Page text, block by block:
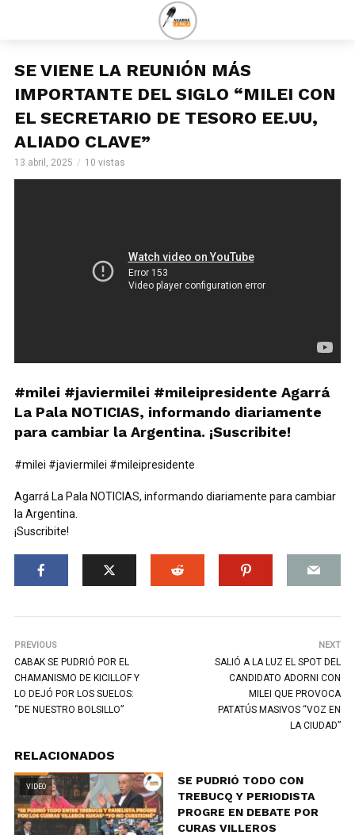
SE VIENE LA REUNIÓN MÁS
IMPORTANTE DEL SIGLO “MILEI CON
EL SECRETARIO DE TESORO EE.UU,
ALIADO CLAVE”
13 abril, 2025 10 vistas
#milei #javiermilei #mileipresidente Agarrá
La Pala NOTICIAS, informando diariamente
para cambiar la Argentina. ¡Suscribite!
#milei #javiermilei #mileipresidente
Agarrá La Pala NOTICIAS, informando diariamente para cambiar
la Argentina.
¡Suscribite!
PREVIOUS
CABAK SE PUDRIÓ POR EL
CHAMANISMO DE KICILLOF Y
LO DEJÓ POR LOS SUELOS:
“DE NUESTRO BOLSILLO”
NEXT
SALIÓ A LA LUZ EL SPOT DEL
CANDIDATO ADORNI CON
MILEI QUE PROVOCA
PATATÚS MASIVOS “VOZ EN
LA CIUDAD”
RELACIONADOS
VIDEO
SE PUDRIÓ TODO CON
TREBUCQ Y PERIODISTA
PROGRE EN DEBATE POR
CURAS VILLEROS